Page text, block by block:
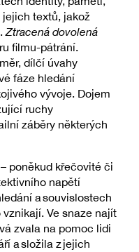
textů, jakož
Ztracená dovolená
filmu-pátrání.
dílčí úvahy
fáze hledání
vývoje. Dojem
ruchy
záběry některých
poněkud křečovité či
napětí
a souvislostech
Ve snaze najít
zvala na pomoc lidi
a složila z jejich